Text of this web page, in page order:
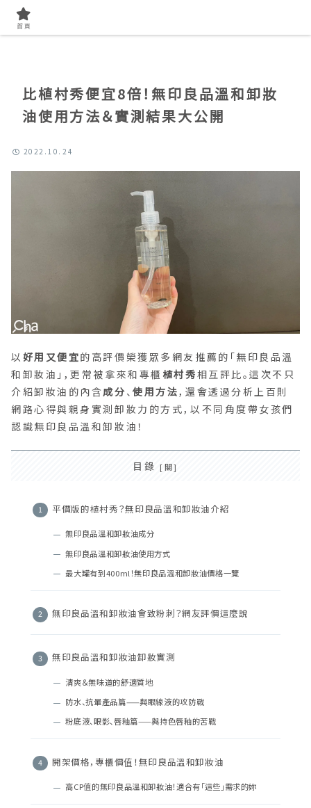
比植村秀便宜8倍！無印良品溫和卸妝
油使用方法＆實測結果大公開
2022.10.24
以 好用又便宜的高評價榮獲眾多網友推薦的「無印良品溫
和卸妝油」，更常被拿來和專櫃 植村秀相互評比。這次不只
介紹卸妝油的內含成分、使用方法，還會透過分析上百則
網路心得與親身實測卸妝力的方式，以不同角度帶女孩們
認識無印良品溫和卸妝油！
目錄
平價版的植村秀？無印良品溫和卸妝油介紹
無印良品溫和卸妝油成分
無印良品溫和卸妝油使用方式
最大罐有到400ml！無印良品溫和卸妝油價格一覽
無印良品溫和卸妝油會致粉刺？網友評價這麼說
無印良品溫和卸妝油卸妝實測
清爽＆無味道的舒適質地
防水、抗暈產品篇——與眼線液的攻防戰
粉底液、眼影、唇釉篇——與持色唇釉的苦戰
開架價格，專櫃價值！無印良品溫和卸妝油
高CP值的無印良品溫和卸妝油！適合有「這些」需求的妳
首頁